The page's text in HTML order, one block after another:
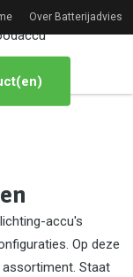
Over Batterijadvies
accu's
Op deze
Staat